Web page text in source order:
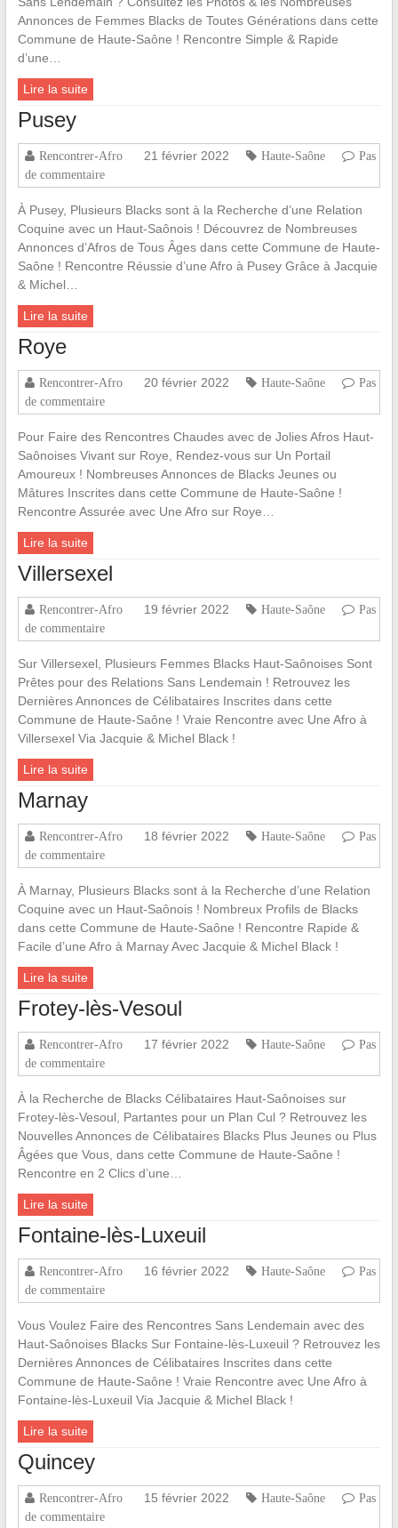
Annonces de Femmes Blacks de Toutes Générations dans cette
Commune de Haute-Saône ! Rencontre Simple & Rapide
d’une…
Lire la suite
Pusey
Rencontrer-Afro 21 février 2022 Haute-Saône
Pas
de commentaire
À Pusey, Plusieurs Blacks sont à la Recherche d’une Relation
Coquine avec un Haut-Saônois ! Découvrez de Nombreuses
Annonces d’Afros de Tous Âges dans cette Commune de Haute-
Saône ! Rencontre Réussie d’une Afro à Pusey Grâce à Jacquie
& Michel…
Lire la suite
Roye
Rencontrer-Afro 20 février 2022 Haute-Saône
Pas
de commentaire
Pour Faire des Rencontres Chaudes avec de Jolies Afros Haut-
Saônoises Vivant sur Roye, Rendez-vous sur Un Portail
Amoureux ! Nombreuses Annonces de Blacks Jeunes ou
Mâtures Inscrites dans cette Commune de Haute-Saône !
Rencontre Assurée avec Une Afro sur Roye…
Lire la suite
Villersexel
Rencontrer-Afro 19 février 2022 Haute-Saône
Pas
de commentaire
Sur Villersexel, Plusieurs Femmes Blacks Haut-Saônoises Sont
Prêtes pour des Relations Sans Lendemain ! Retrouvez les
Dernières Annonces de Célibataires Inscrites dans cette
Commune de Haute-Saône ! Vraie Rencontre avec Une Afro à
Villersexel Via Jacquie & Michel Black !
Lire la suite
Marnay
Rencontrer-Afro 18 février 2022 Haute-Saône
Pas
de commentaire
À Marnay, Plusieurs Blacks sont à la Recherche d’une Relation
Coquine avec un Haut-Saônois ! Nombreux Profils de Blacks
dans cette Commune de Haute-Saône ! Rencontre Rapide &
Facile d’une Afro à Marnay Avec Jacquie & Michel Black !
Lire la suite
Frotey-lès-Vesoul
Rencontrer-Afro 17 février 2022 Haute-Saône
Pas
de commentaire
À la Recherche de Blacks Célibataires Haut-Saônoises sur
Frotey-lès-Vesoul, Partantes pour un Plan Cul ? Retrouvez les
Nouvelles Annonces de Célibataires Blacks Plus Jeunes ou Plus
Âgées que Vous, dans cette Commune de Haute-Saône !
Rencontre en 2 Clics d’une…
Lire la suite
Fontaine-lès-Luxeuil
Rencontrer-Afro 16 février 2022 Haute-Saône
Pas
de commentaire
Vous Voulez Faire des Rencontres Sans Lendemain avec des
Haut-Saônoises Blacks Sur Fontaine-lès-Luxeuil ? Retrouvez les
Dernières Annonces de Célibataires Inscrites dans cette
Commune de Haute-Saône ! Vraie Rencontre avec Une Afro à
Fontaine-lès-Luxeuil Via Jacquie & Michel Black !
Lire la suite
Quincey
Rencontrer-Afro 15 février 2022 Haute-Saône
Pas
de commentaire